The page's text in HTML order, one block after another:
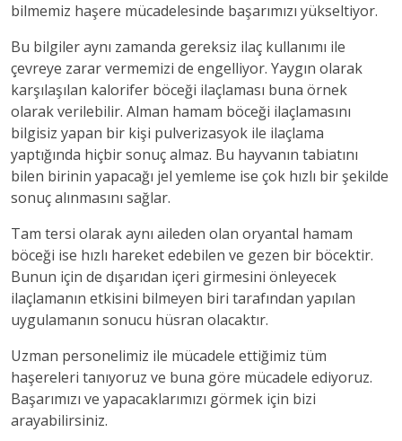
bilmemiz haşere mücadelesinde başarımızı yükseltiyor.
Bu bilgiler aynı zamanda gereksiz ilaç kullanımı ile
çevreye zarar vermemizi de engelliyor. Yaygın olarak
karşılaşılan kalorifer böceği ilaçlaması buna örnek
olarak verilebilir. Alman hamam böceği ilaçlamasını
bilgisiz yapan bir kişi pulverizasyok ile ilaçlama
yaptığında hiçbir sonuç almaz. Bu hayvanın tabiatını
bilen birinin yapacağı jel yemleme ise çok hızlı bir şekilde
sonuç alınmasını sağlar.
Tam tersi olarak aynı aileden olan oryantal hamam
böceği ise hızlı hareket edebilen ve gezen bir böcektir.
Bunun için de dışarıdan içeri girmesini önleyecek
ilaçlamanın etkisini bilmeyen biri tarafından yapılan
uygulamanın sonucu hüsran olacaktır.
Uzman personelimiz ile mücadele ettiğimiz tüm
haşereleri tanıyoruz ve buna göre mücadele ediyoruz.
Başarımızı ve yapacaklarımızı görmek için bizi
arayabilirsiniz.